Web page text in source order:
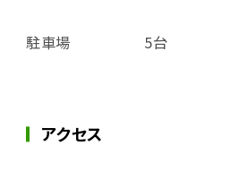
駐車場 5台
アクセス